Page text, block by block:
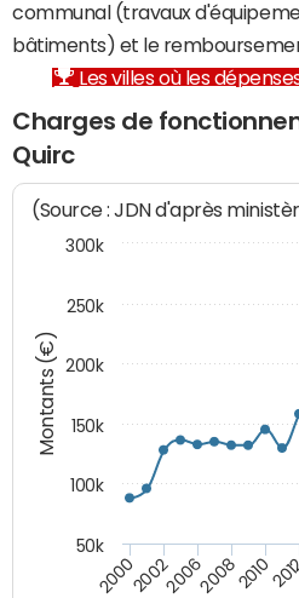
communal (travaux
bâtiments) et le
Les villes où les
Charges de
Quirc
Montants (€)
(Source : JDN d'après
20002002200620082010
50k
100k
150k
200k
250k
300k